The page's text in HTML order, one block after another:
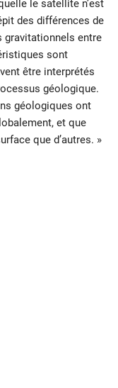
le satellite n’est
des différences de
gravitationnels entre
sont
être interprétés
géologique.
géologiques ont
et que
que d’autres. »